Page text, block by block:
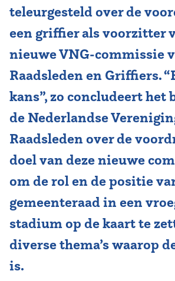
teleurgesteld over de
een griffier als voorzitter
nieuwe VNG-commissie
Raadsleden en Griffiers.
kans”, zo concludeert het
de Nederlandse
Raadsleden over de
doel van deze nieuwe
om de rol en de positie
gemeenteraad in een
stadium op de kaart te
diverse thema’s waarop
is.